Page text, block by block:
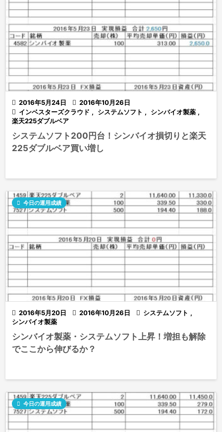
 2016年5月24日  2016年10月26日
 インベスターズクラウド , システムソフト , シンバイオ製薬 ,
楽天225ダブルベア
システムソフト200円台！シンバイオ損切りと楽天
225ダブルベア買い増し
 2016年5月20日  2016年10月26日
 今日の運用成績
 システムソフト ,
シンバイオ製薬
シンバイオ製薬・システムソフト上昇！増担も解除
でここから伸びるか？
 今日の運用成績